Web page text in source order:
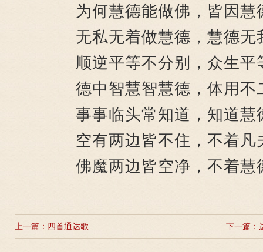
为何慧德能做佛，皆因慧
无私无着做慧德，慧德无
顺逆平等不分别，众生平
德中智慧智慧德，体用不
事事临头常知道，知道慧
空有两边皆不住，不着凡
佛魔两边皆空净，不着慧
上一篇： 四首通达歌 下一篇：